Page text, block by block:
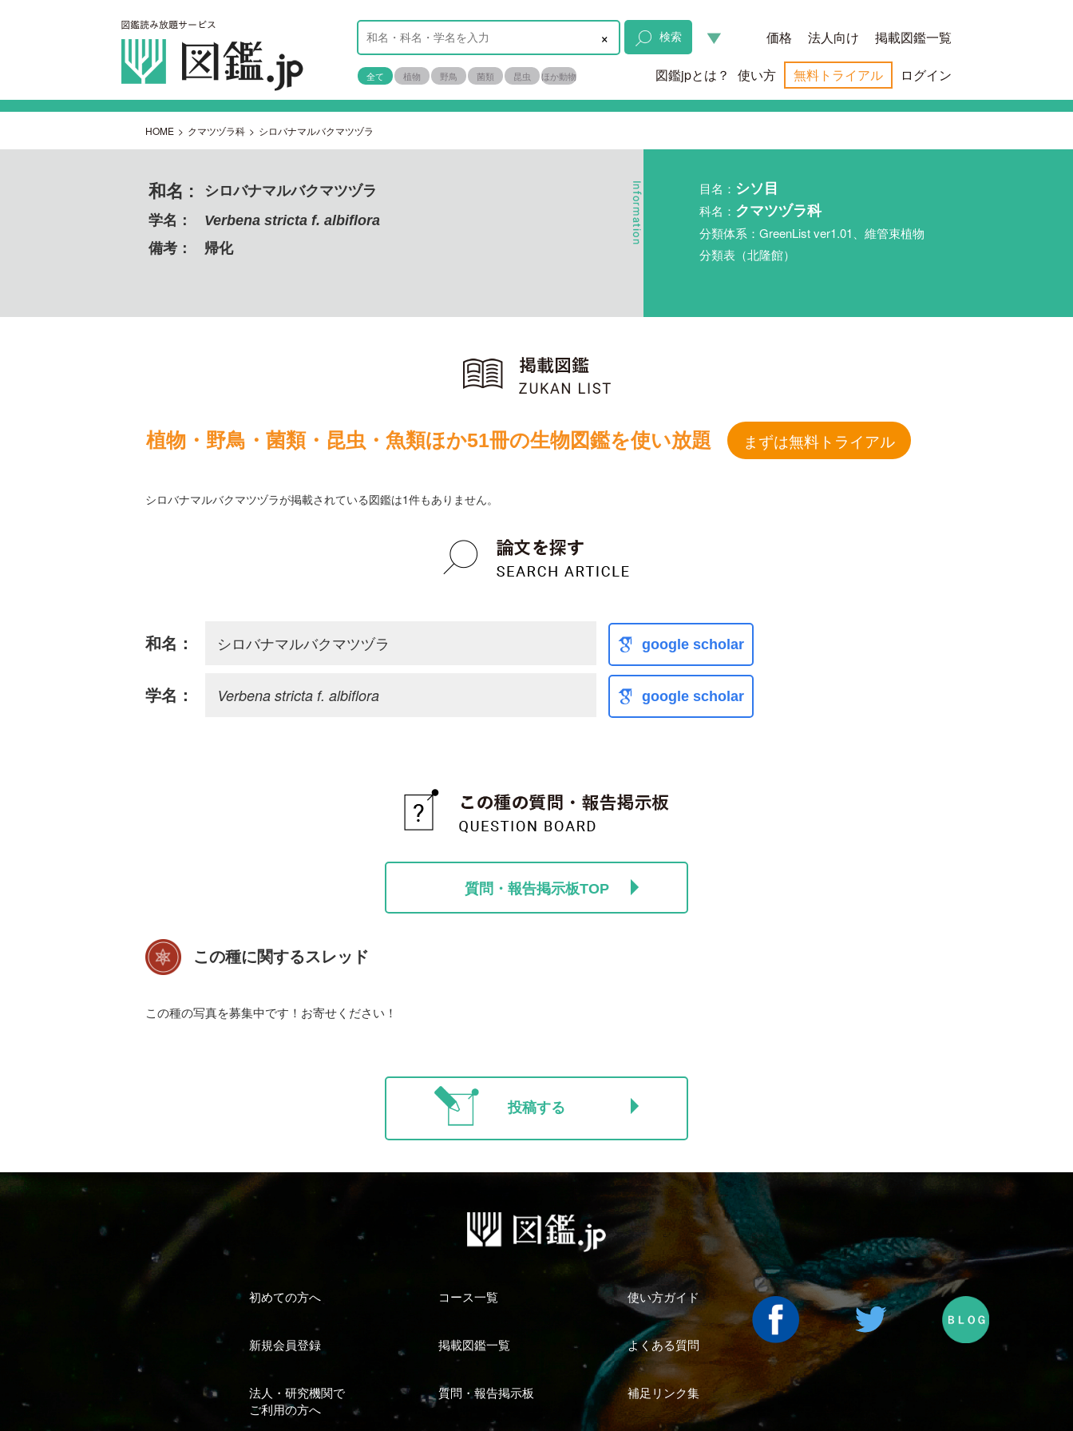
× 検索
全て 植物 野鳥 菌類 昆虫 ほか動物
価格 法人向け 掲載図鑑一覧
図鑑jpとは？ 使い方 無料トライアル ログイン
HOME > クマツヅラ科 > シロバナマルバクマツヅラ
和名 :
シロバナマルバクマツヅラ
学名：
Verbena stricta f. albiflora
備考：
帰化
目名： シソ目
科名： クマツヅラ科
分類体系：GreenList ver1.01、維管束植物
分類表（北隆館）
植物・野鳥・菌類・昆虫・魚類ほか51冊の生物図鑑を使い放題 まずは無料トライアル
シロバナマルバクマツヅラが掲載されている図鑑は1件もありません。
和名： シロバナマルバクマツヅラ google scholar
学名： Verbena stricta f. albiflora google scholar
質問・報告掲示板TOP
この種に関するスレッド
この種の写真を募集中です！お寄せください！
投稿する
初めての方へ コース一覧 使い方ガイド
新規会員登録 掲載図鑑一覧 よくある質問
法人・研究機関で
ご利用の方へ
質問・報告掲示板 補足リンク集